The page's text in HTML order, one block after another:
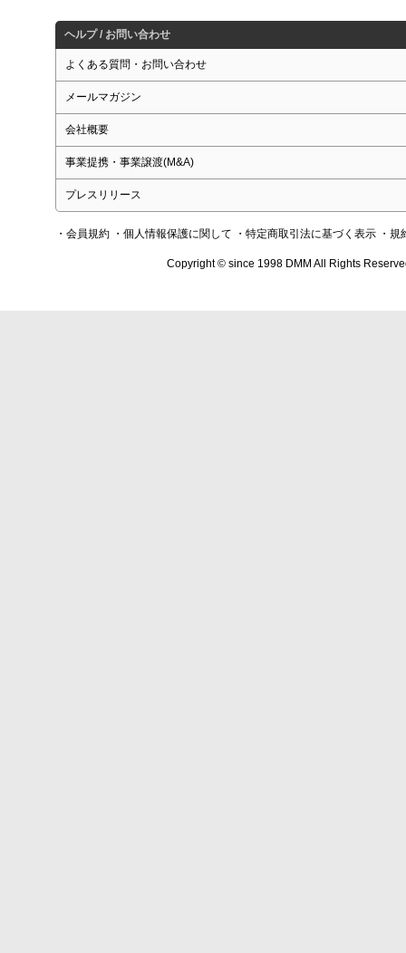
ヘルプ / お問い合わせ
よくある質問・お問い合わせ
メールマガジン
会社概要
事業提携・事業譲渡(M&A)
プレスリリース
・会員規約 ・個人情報保護に関して ・特定商取引法に基づく表示 ・規
Copyright © since 1998 DMM All Rights